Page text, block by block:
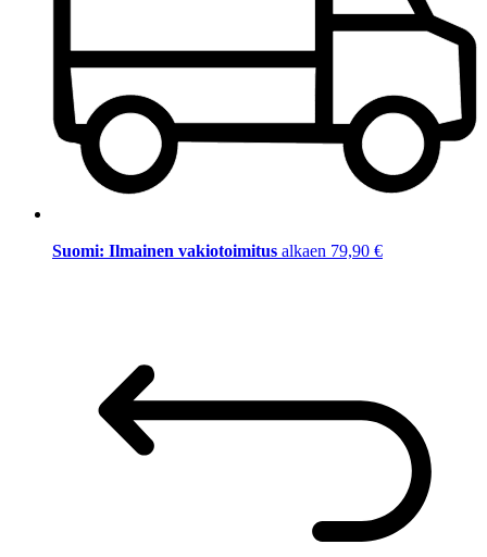
Suomi: Ilmainen vakiotoimitus alkaen 79,90 €